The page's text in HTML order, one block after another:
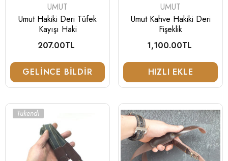
SATICI:
UMUT
Umut Hakiki Deri Tüfek
Kayışı Haki
Normal
207.00TL
GELINCE BILDIR
SATICI:
UMUT
Umut Kahve Hakiki Deri
Fişeklik
Normal
1,100.00TL
HIZLI EKLE
Tükendi